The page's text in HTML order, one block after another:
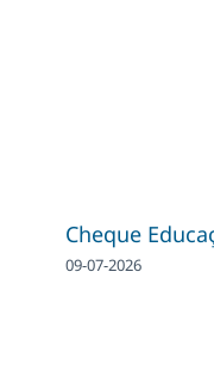
Cheque
09-07-2026